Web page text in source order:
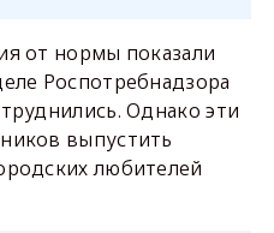
от нормы показали
Роспотребнадзора
Однако эти
выпустить
любителей